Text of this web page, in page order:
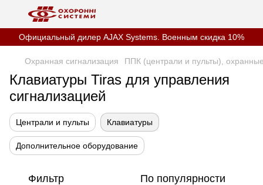
Официальный дилер AJAX Systems. Военным скидка 10%
Охранная сигнализация ППК (централи и пульты),
Клавиатуры Tiras для управления
сигнализацией
Централи и пульты Клавиатуры
Дополнительное оборудование
Фильтр По популярности